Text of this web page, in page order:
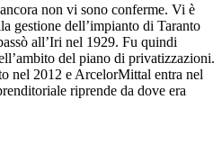
non vi sono conferme. Vi è
gestione dell’impianto di Taranto
all’Iri nel 1929. Fu quindi
del piano di privatizzazioni.
nel 2012 e ArcelorMittal entra nel
riprende da dove era